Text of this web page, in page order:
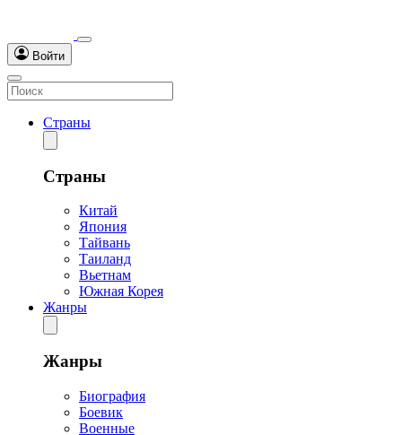
Войти
Страны
Страны
Китай
Япония
Тайвань
Таиланд
Вьетнам
Южная Корея
Жанры
Жанры
Биография
Боевик
Военные